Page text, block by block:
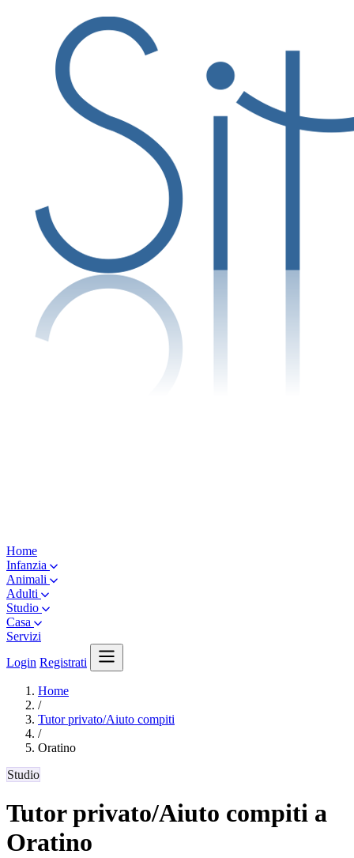
Home
Infanzia
Animali
Adulti
Studio
Casa
Servizi
Login Registrati
Home
/
Tutor privato/Aiuto compiti
/
Oratino
Studio
Tutor privato/Aiuto compiti a
Oratino